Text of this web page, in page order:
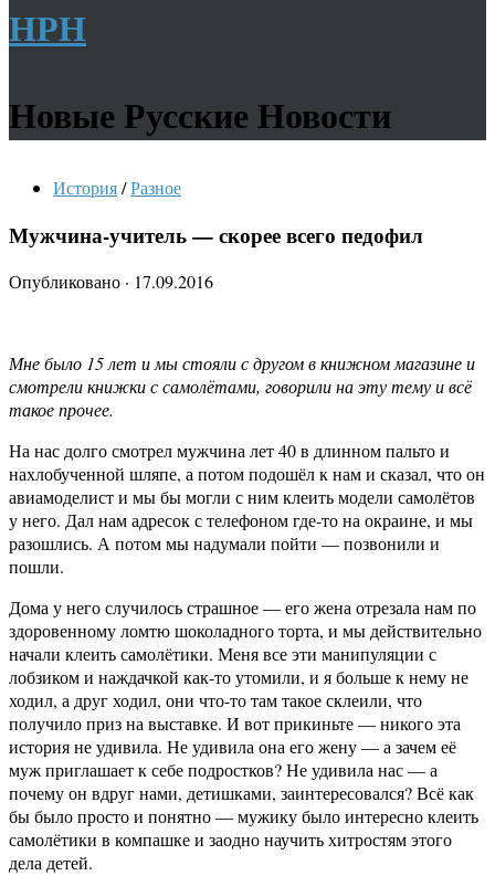
НРН
Новые Русские Новости
История/Разное
Мужчина-учитель — скорее всего педофил
Опубликовано · 17.09.2016
Мне было 15 лет и мы стояли с другом в книжном магазине и
смотрели книжки с самолётами, говорили на эту тему и всё
такое прочее.
На нас долго смотрел мужчина лет 40 в длинном пальто и
нахлобученной шляпе, а потом подошёл к нам и сказал, что он
авиамоделист и мы бы могли с ним клеить модели самолётов
у него. Дал нам адресок с телефоном где-то на окраине, и мы
разошлись. А потом мы надумали пойти — позвонили и
пошли.
Дома у него случилось страшное — его жена отрезала нам по
здоровенному ломтю шоколадного торта, и мы действительно
начали клеить самолётики. Меня все эти манипуляции с
лобзиком и наждачкой как-то утомили, и я больше к нему не
ходил, а друг ходил, они что-то там такое склеили, что
получило приз на выставке. И вот прикиньте — никого эта
история не удивила. Не удивила она его жену — а зачем её
муж приглашает к себе подростков? Не удивила нас — а
почему он вдруг нами, детишками, заинтересовался? Всё как
бы было просто и понятно — мужику было интересно клеить
самолётики в компашке и заодно научить хитростям этого
дела детей.